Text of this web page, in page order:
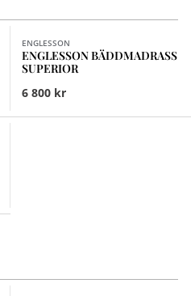
ENGLESSON
ENGLESSON BÄDDMADRASS
SUPERIOR
6 800 kr